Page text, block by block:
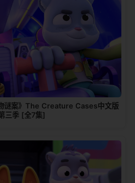
谜案》The Creature Cases中文版
三季 [全7集]